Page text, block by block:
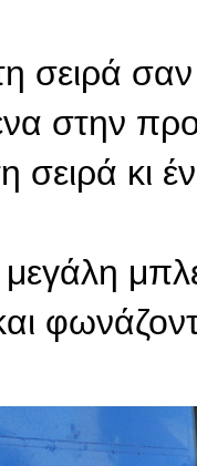
σειρά σαν
στην
σειρά κι